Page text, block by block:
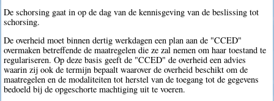
De schorsing gaat in op de dag van de kennisgeving van de beslissing tot
schorsing.
De overheid moet binnen dertig werkdagen een plan aan de "CCED"
overmaken betreffende de maatregelen die ze zal nemen om haar toestand te
regulariseren. Op deze basis geeft de "CCED" de overheid een advies
waarin zij ook de termijn bepaalt waarover de overheid beschikt om de
maatregelen en de modaliteiten tot herstel van de toegang tot de gegevens
bedoeld bij de opgeschorte machtiging uit te voeren.